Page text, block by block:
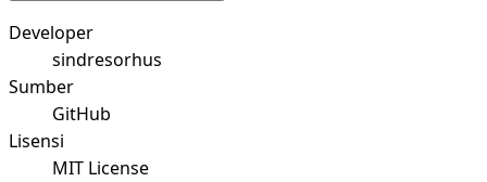
Developer
sindresorhus
Sumber
GitHub
Lisensi
MIT License